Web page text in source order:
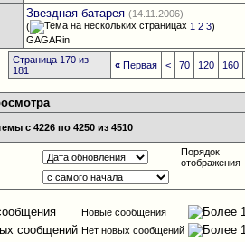
Звездная батарея (14.11.2006)
(
1 2 3)
GAGARin
Страница 170 из
181
« Первая < 70 120 160
с 4226 по 4250 из 4510
Порядок
отображения
Новые сообщения
Нет новых сообщений